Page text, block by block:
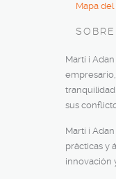
Mapa del
Martí i
sus
Martí i
prácticas y
innovación